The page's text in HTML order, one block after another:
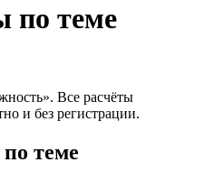
по теме
Все расчёты
и без регистрации.
теме